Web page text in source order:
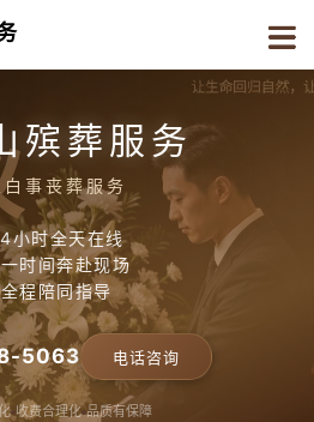
殡葬服务
白事丧葬服务
小时全天在线
时间奔赴现场
全程陪同指导
5063 电话咨询
收费合理化 品质有保障